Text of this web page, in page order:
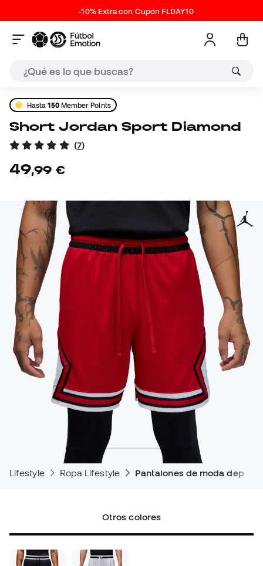
-10% Extra con Cupón FLDAY10
Hasta150Member Points
Short Jordan Sport Diamond
(7)
49,99 €
Lifestyle Ropa Lifestyle Pantalones de moda
Otros colores